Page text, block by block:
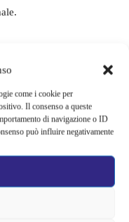
come i cookie per
Il consenso a queste
di navigazione o ID
può influire negativamente
città storica per
di
Belfredelli.L’edificio
Ramaglianti, che ha
Dante Alighieri.